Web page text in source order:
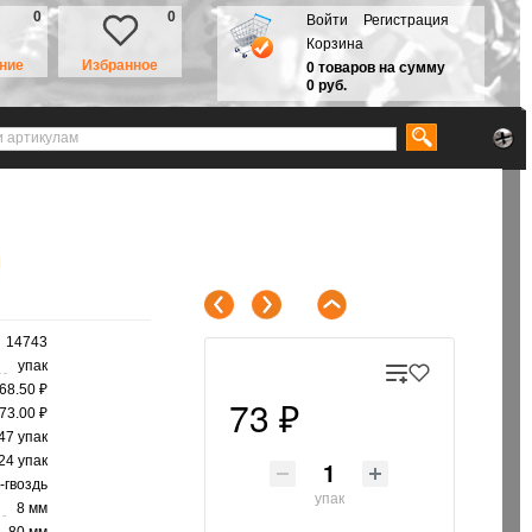
0
Избранное
0 Войти
Регистрация
Корзина
0 товаров на сумму
0 руб.
14743
упак
68.50 ₽
73.00 ₽
упак
упак
8 мм
73 ₽
упак